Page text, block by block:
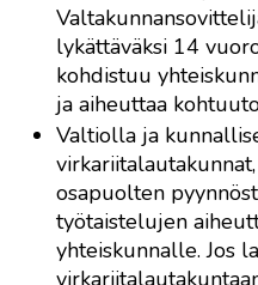
lykättäväksi 14
kohdistuu
ja aiheuttaa
Valtiolla ja
osapuolten
työtaistelujen
yhteiskunnalle. Jos